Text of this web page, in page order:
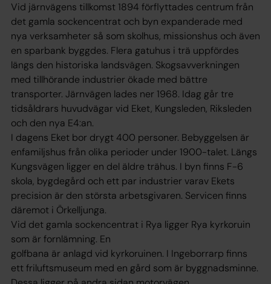
Vid järnvägens tillkomst 1894 förflyttades centrum från
det gamla sockencentrat och byn expanderade med
nya verksamheter så som skolhus, missionshus och även
en sparbank byggdes. Flera gatuhus i trä uppfördes
längs den historiska landsvägen. Skogsavverkningen
med tillhörande industrier ökade med bättre
transporter. Järnvägen lades ner 1968. Idag går tre
tidsåldrars huvudvägar vid Eket, Kungsleden, Riksleden
och den nya E4:an.
I dagens Eket bor drygt 400 personer. Bebyggelsen är
enfamiljshus från olika perioder under 1900-talet. Längs
Kungsvägen ligger en del äldre trähus. I byn finns F-6
skola, bygdegård och ett par industrier varav Ekets
precision är den största arbetsgivaren. Servicen finns
däremot i Örkelljunga.
Vid det gamla sockencentrat i Rya ligger Rya kyrkoruin
som är fornlämning. En
golfbana är anlagd vid kyrkoruinen. I Ingeborrarp finns
ett friluftsmuseum med en gård som är byggnadsminne.